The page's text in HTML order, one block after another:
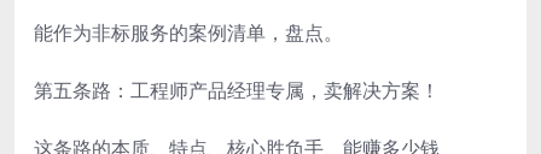
能作为非标服务的案例清单，盘点。
第五条路：工程师产品经理专属，卖解决方案！
这条路的本质、特点、核心胜负手、能赚多少钱